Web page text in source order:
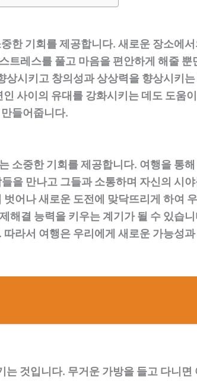
한 기회를 제공합니다. 새로운 장소에
트레스를 풀고 마음을 편안하게 해줄
시키고 창의성과 상상력을 향상시키
사이의 유대를 강화시키는 데도 도움
들어줍니다.
소중한 기회를 제공합니다. 여행을 통
을 만나고 그들과 소통하며 자신의 시
어나 새로운 도전에 맞닥뜨리게 하여
결 능력을 키우는 계기가 될 수 있습
라서 여행은 우리에게 새로운 가능성
것입니다. 무거운 가방을 들고 다니면